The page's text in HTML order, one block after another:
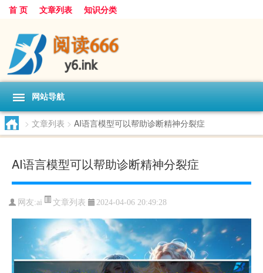
首 页 文章列表 知识分类
网站导航
> 文章列表 > AI语言模型可以帮助诊断精神分裂症
AI语言模型可以帮助诊断精神分裂症
网友:ai 文章列表 2024-04-06 20:49:28